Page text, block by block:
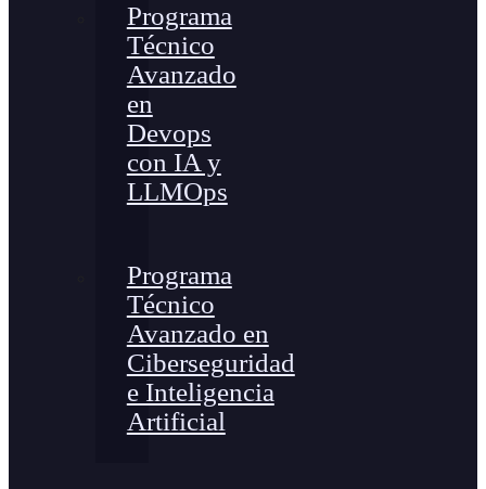
Programa
Técnico
Avanzado
en
Devops
con IA y
LLMOps
Programa
Técnico
Avanzado en
Ciberseguridad
e Inteligencia
Artificial